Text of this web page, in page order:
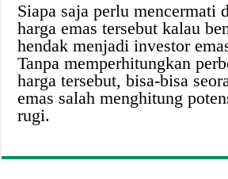
Siapa saja perlu mencermati
harga emas tersebut kalau
hendak menjadi investor
Tanpa memperhitungkan
harga tersebut, bisa-bisa
emas salah menghitung
rugi.